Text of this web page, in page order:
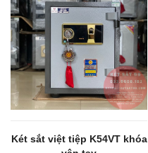
Két sắt việt tiệp K54VT khóa